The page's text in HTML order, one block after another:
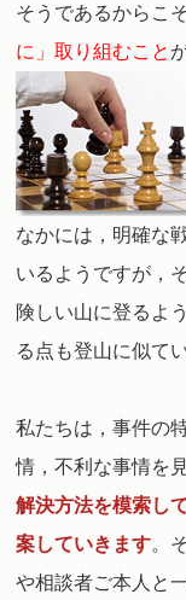
そうであるからこ
に」取り組むこと
なかには，明確な
いるようですが，
険しい山に登るよ
る点も登山に似て
私たちは，事件の
情，不利な事情を
解決方法を模索し
案していきます。
や相談者ご本人と